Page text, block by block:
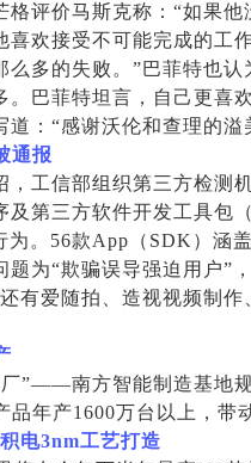
评价马斯克称：“如果
欢接受不可能完成的工
多的失败。”巴菲特也认
巴菲特坦言，自己更喜
：“感谢沃伦和查理的溢
通报
，工信部组织第三方检测
及第三方软件开发工具包
。56款App（SDK）涵
为“欺骗误导强迫用户”
有爱随拍、造视视频制
”——南方智能制造基地
年产1600万台以上，带
电3nm工艺打造